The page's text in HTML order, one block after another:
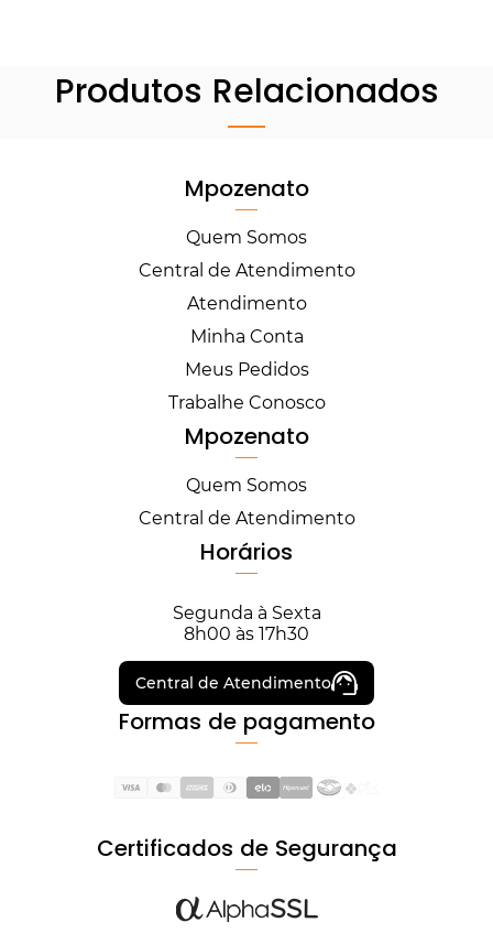
Produtos Relacionados
Mpozenato
Quem Somos
Central de Atendimento
Atendimento
Minha Conta
Meus Pedidos
Trabalhe Conosco
Mpozenato
Quem Somos
Central de Atendimento
Horários
Segunda à Sexta
8h00 às 17h30
Central de Atendimento
Formas de pagamento
Certificados de Segurança